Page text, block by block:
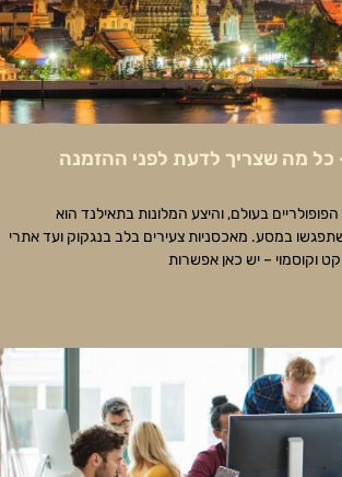
כל מה שצריך לדעת לפני ההזמנה
בעולם, והיצע המלונות בתאילנד הוא
במסע. מאכסניות צעירים בלב בנגקוק ועד אתרי
וקוסמוי – יש כאן אפשרות